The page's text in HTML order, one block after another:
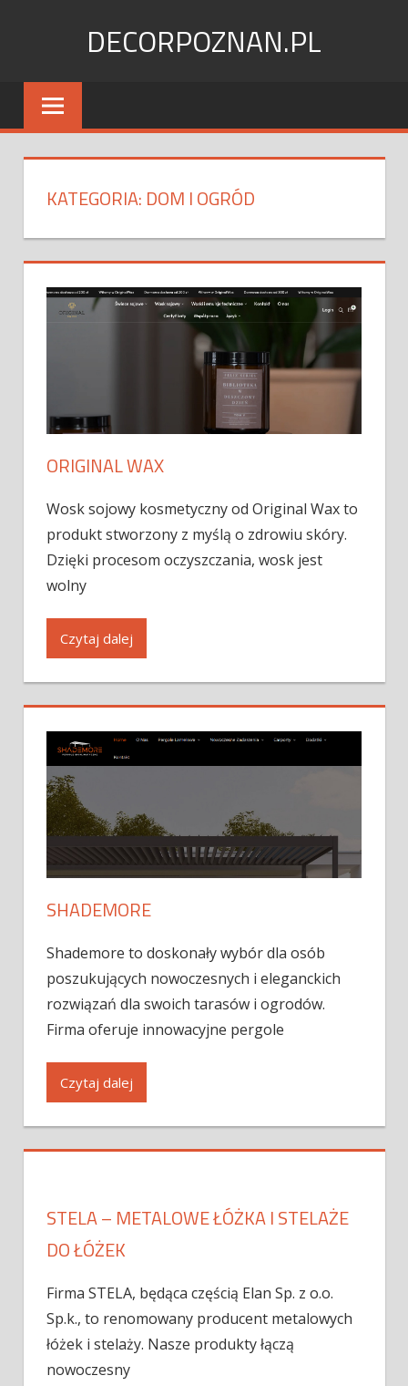
DECORPOZNAN.PL
KATEGORIA: DOM I OGRÓD
ORIGINAL WAX
Wosk sojowy kosmetyczny od Original Wax to
produkt stworzony z myślą o zdrowiu skóry.
Dzięki procesom oczyszczania, wosk jest
wolny
Czytaj dalej
SHADEMORE
Shademore to doskonały wybór dla osób
poszukujących nowoczesnych i eleganckich
rozwiązań dla swoich tarasów i ogrodów.
Firma oferuje innowacyjne pergole
Czytaj dalej
STELA – METALOWE ŁÓŻKA I STELAŻE
DO ŁÓŻEK
Firma STELA, będąca częścią Elan Sp. z o.o.
Sp.k., to renomowany producent metalowych
łóżek i stelaży. Nasze produkty łączą
nowoczesny